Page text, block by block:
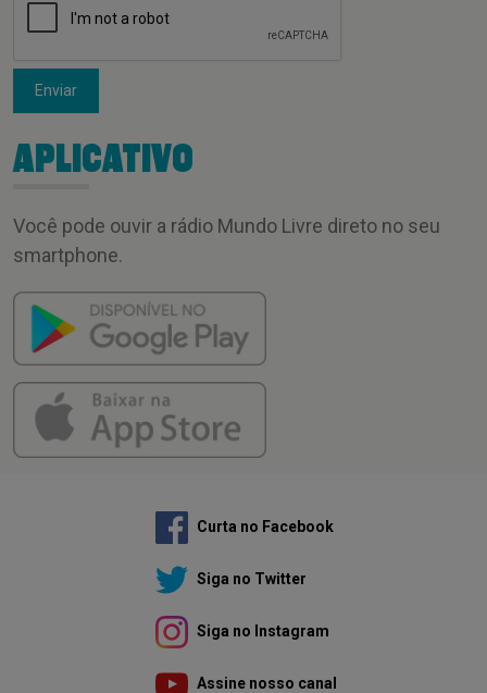
Enviar
APLICATIVO
Você pode ouvir a rádio Mundo Livre direto no seu
smartphone.
Curta no Facebook
Siga no Twitter
Siga no Instagram
Assine nosso canal